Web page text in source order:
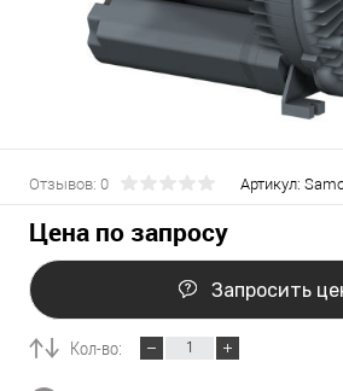
Отзывов: 0 Артикул:
Цена по запросу
Запросить
Кол-во: